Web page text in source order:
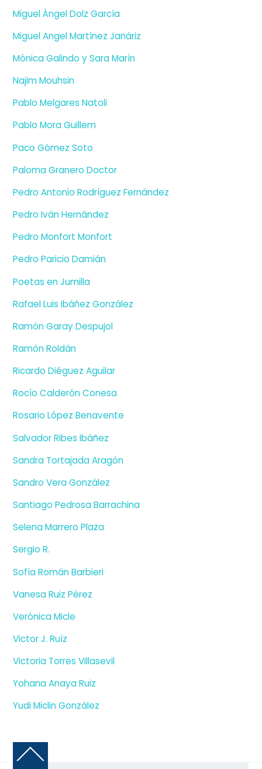
Miguel Ángel Dolz García
Miguel Angel Martínez Janáriz
Mónica Galindo y Sara Marín
Najim Mouhsin
Pablo Melgares Natoli
Pablo Mora Guillem
Paco Gómez Soto
Paloma Granero Doctor
Pedro Antonio Rodríguez Fernández
Pedro Iván Hernández
Pedro Monfort Monfort
Pedro Paricio Damián
Poetas en Jumilla
Rafael Luis Ibáñez González
Ramón Garay Despujol
Ramón Roldán
Ricardo Diéguez Aguilar
Rocío Calderón Conesa
Rosario López Benavente
Salvador Ribes Ibáñez
Sandra Tortajada Aragón
Sandro Vera González
Santiago Pedrosa Barrachina
Selena Marrero Plaza
Sergio R.
Sofía Román Barbieri
Vanesa Ruiz Pérez
Verónica Micle
Victor J. Ruíz
Victoria Torres Villasevil
Yohana Anaya Ruiz
Yudi Miclin González
Back